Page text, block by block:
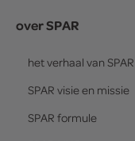
over SPAR
het verhaal van SPAR
SPAR visie en missie
SPAR formule